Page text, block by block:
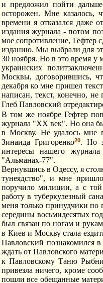
и предложил пойти дальше
осторожен. Мне казалось,
времени я отказался даже
издания журнала - потом
мое сопротивление, Гефтер
изданию. Мы выбрали для
30 ноября. Но в это время у
украинских
Москвы, договорившись,
декабря ко мне пришел
написан, текст, конечно,
Глеб Павловский
В том же ноябре Гефтер
журнала "ХХ век". Но она
в Москву. Не удалось мне
Зинаида Григоренко20. Но
интересы нашего
"Альманах-77".
Вернувшись в Одессу, я
тунеядство", и мне
поручило милиции, а с
работу в туберкулезный
меня только принудчики по
середины восьмидесятых
был связан по ногам и
в Киев и Москву стала
Павловский познакомился
ждать от Павловского
к Павловскому Таню
привезла ничего, кроме
пошли все обещанные